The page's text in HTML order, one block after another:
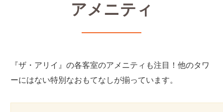
アメニティ
『ザ・アリイ』の各客室のアメニティも注目！他のタワ
ーにはない特別なおもてなしが揃っています。